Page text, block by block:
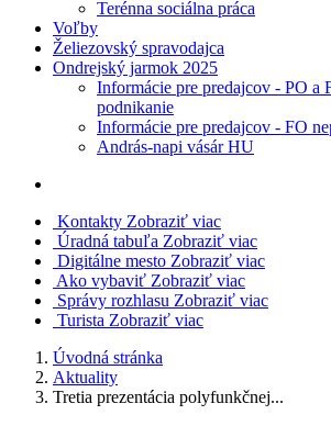
Terénna sociálna práca
Voľby
Želiezovský spravodajca
Ondrejský jarmok 2025
Informácie pre predajcov - PO a
podnikanie
Informácie pre predajcov - FO
András-napi vásár HU
Kontakty Zobraziť viac
Úradná tabuľa Zobraziť viac
Digitálne mesto Zobraziť viac
Ako vybaviť Zobraziť viac
Správy rozhlasu Zobraziť viac
Turista Zobraziť viac
Úvodná stránka
Aktuality
Tretia prezentácia polyfunkčnej...